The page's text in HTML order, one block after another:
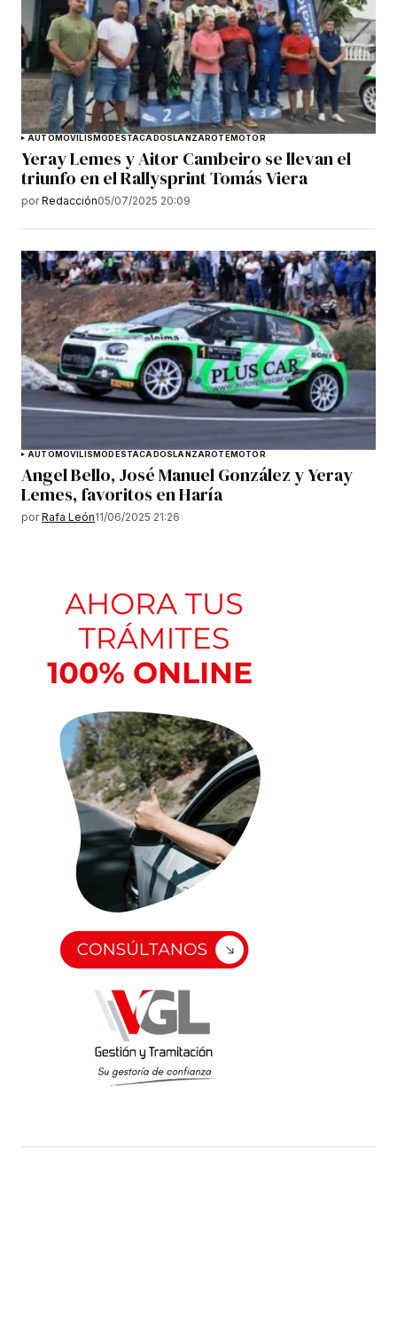
AUTOMOVILISMO DESTACADOS LANZAROTEMOTOR
Yeray Lemes y Aitor Cambeiro se llevan el
triunfo en el Rallysprint Tomás Viera
por Redacción05/07/2025 20:09
AUTOMOVILISMODESTACADOSLANZAROTEMOTOR
Angel Bello, José Manuel González y Yeray
Lemes, favoritos en Haría
por Rafa León11/06/2025 21:26